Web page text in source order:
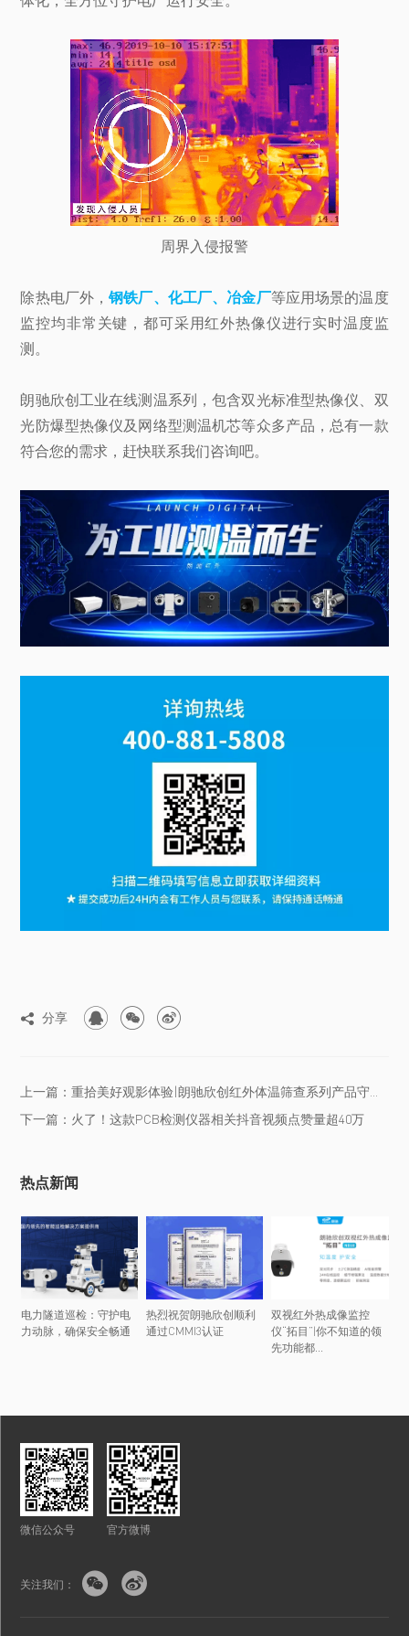
周界入侵报警
除热电厂外，钢铁厂、化工厂、冶金厂等应用场景的温度
监控均非常关键，都可采用红外热像仪进行实时温度监
测。
朗驰欣创工业在线测温系列，包含双光标准型热像仪、双
光防爆型热像仪及网络型测温机芯等众多产品，总有一款
符合您的需求，赶快联系我们咨询吧。
 分享   
下一篇：火了！这款PCB检测仪器相关抖音视频点赞量超40万
热点新闻
电力隧道巡检：守护电
力动脉，确保安全畅通
热烈祝贺朗驰欣创顺利
通过CMMI3认证
双视红外热成像监控
仪“拓目”|你不知道的领
先功能都...
微信公众号 官方微博
关注我们：  